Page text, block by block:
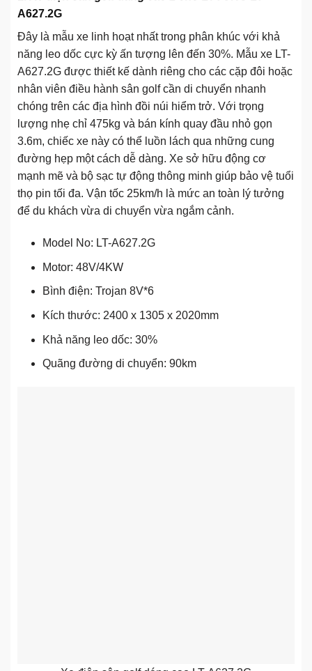
A627.2G
Đây là mẫu xe linh hoạt nhất trong phân khúc với khả
năng leo dốc cực kỳ ấn tượng lên đến 30%. Mẫu xe LT-
A627.2G được thiết kế dành riêng cho các cặp đôi hoặc
nhân viên điều hành sân golf cần di chuyển nhanh
chóng trên các địa hình đồi núi hiểm trở. Với trọng
lượng nhẹ chỉ 475kg và bán kính quay đầu nhỏ gọn
3.6m, chiếc xe này có thể luồn lách qua những cung
đường hẹp một cách dễ dàng. Xe sở hữu động cơ
mạnh mẽ và bộ sạc tự động thông minh giúp bảo vệ tuổi
thọ pin tối đa. Vận tốc 25km/h là mức an toàn lý tưởng
để du khách vừa di chuyển vừa ngắm cảnh.
Model No: LT-A627.2G
Motor: 48V/4KW
Bình điện: Trojan 8V*6
Kích thước: 2400 x 1305 x 2020mm
Khả năng leo dốc: 30%
Quãng đường di chuyển: 90km